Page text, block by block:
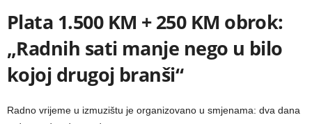
Plata 1.500 KM + 250 KM obrok:
„Radnih sati manje nego u bilo
kojoj drugoj branši“
Radno vrijeme u izmuzištu je organizovano u smjenama: dva dana